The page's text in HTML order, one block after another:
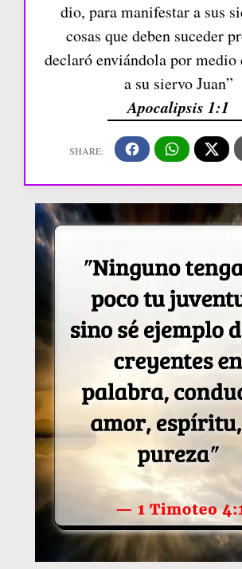
dio, para manifestar a sus
cosas que deben suceder
declaró enviándola por medio
a su siervo Juan”
Apocalipsis 1:1